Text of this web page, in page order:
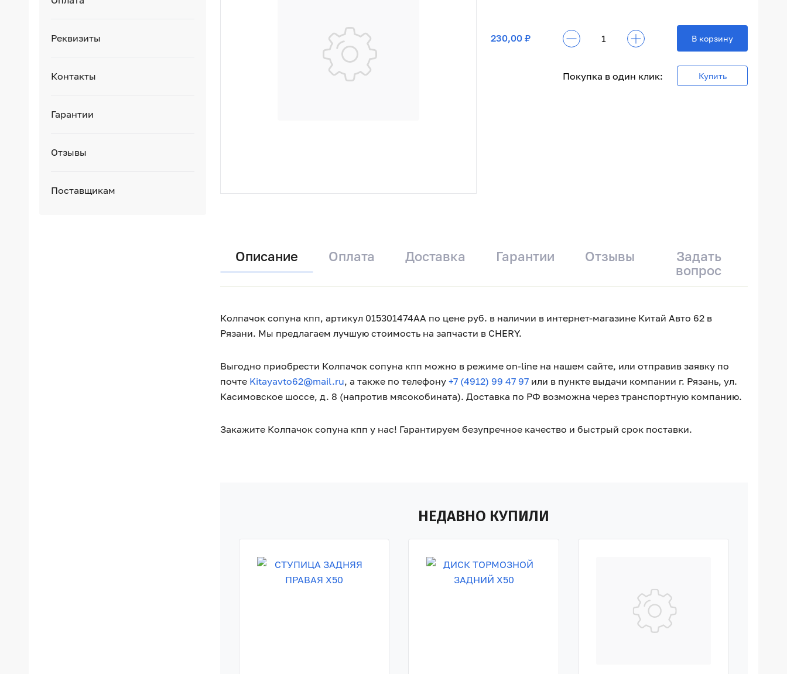
Реквизиты
Контакты
Гарантии
Отзывы
Поставщикам
230,00 ₽ В корзину
Покупка в один клик: Купить
Описание Оплата Доставка Гарантии Отзывы
Задать
вопрос
Колпачок сопуна кпп, артикул 015301474AA по цене руб. в наличии в интернет-магазине Китай Авто 62 в
Рязани. Мы предлагаем лучшую стоимость на запчасти в CHERY.
Выгодно приобрести Колпачок сопуна кпп можно в режиме on-line на нашем сайте, или отправив заявку по
почте Kitayavto62@mail.ru, а также по телефону +7 (4912) 99 47 97или в пункте выдачи компании г. Рязань, ул.
Касимовское шоссе, д. 8 (напротив мясокобината). Доставка по РФ возможна через транспортную компанию.
Закажите Колпачок сопуна кпп у нас! Гарантируем безупречное качество и быстрый срок поставки.
НЕДАВНО КУПИЛИ